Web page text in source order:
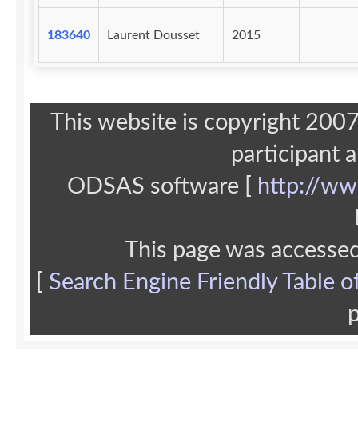
183640 Laurent Dousset 2015
This website is copyright
participant
ODSAS software [
http://
This page was
Search Engine Friendly Table